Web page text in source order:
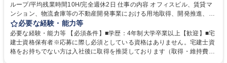
ループ/平均残業時間10H/完全週休2日 仕事の内容 オフィスビル、賃貸マ
ンション、物流倉庫等の不動産開発事業における用地取得、開発推進、賃
貸運営、売却、仲介・活用提案等を行う営業部門において事務業務を担当
いただきます。 【詳細】・契約書管理、契約書製本、捺印対応、ファイリ
ング、登記簿取得、調書取得・支払業務（各種費用支払、支払管理、請
求・支払データ登録、取引先マスター申請対応）・予算作成及び予実管
必要な経験・能力等
必要な経験・能力等 【必須条件】■学歴：4年制大学卒業以上【歓迎】■宅
建士資格保有者※応募に際し必須としている資格はありません。宅建士資
格をお持ちでない方は入社後に取得を推奨しております（取得・維持費用